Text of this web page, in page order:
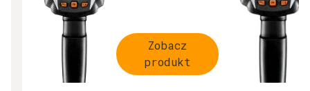
Zobacz
produkt